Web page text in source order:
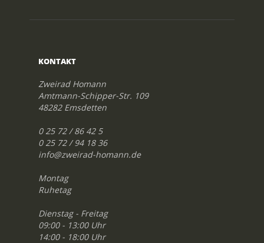
KONTAKT
Zweirad Homann
Amtmann-Schipper-Str. 109
48282 Emsdetten
0 25 72 / 86 42 5
0 25 72 / 94 18 36
info@zweirad-homann.de
Montag
Ruhetag
Dienstag - Freitag
09:00 - 13:00 Uhr
14:00 - 18:00 Uhr